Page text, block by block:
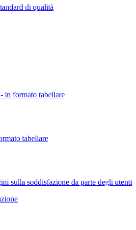
di qualità
in formato tabellare
tabellare
sulla soddisfazione da parte degli utenti